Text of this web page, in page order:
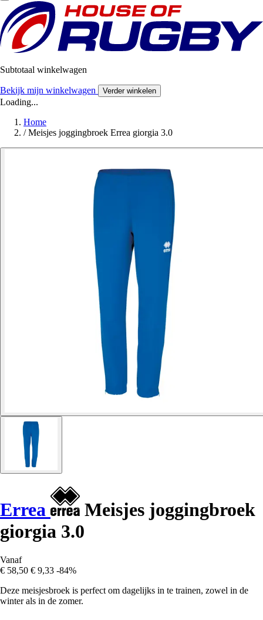
Subtotaal winkelwagen
Bekijk mijn winkelwagen Verder winkelen
Loading...
Home
/ Meisjes joggingbroek Errea giorgia 3.0
Errea
Meisjes joggingbroek
giorgia 3.0
Vanaf
€ 58,50 € 9,33 -84%
Deze meisjesbroek is perfect om dagelijks in te trainen, zowel in de
winter als in de zomer.